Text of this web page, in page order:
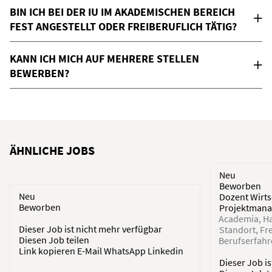
BIN ICH BEI DER IU IM AKADEMISCHEN BEREICH
FEST ANGESTELLT ODER FREIBERUFLICH TÄTIG?
KANN ICH MICH AUF MEHRERE STELLEN
BEWERBEN?
ÄHNLICHE JOBS
Neu
Beworben
Dieser Job ist nicht mehr verfügbar
Diesen Job teilen
Link kopieren E-MailWhatsApp Linkedin
Neu
Beworben
Dozent
Academia
Standort
Dieser Job